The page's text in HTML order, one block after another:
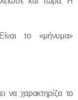
το «μήνυμα»
χαρακτηρίζει το